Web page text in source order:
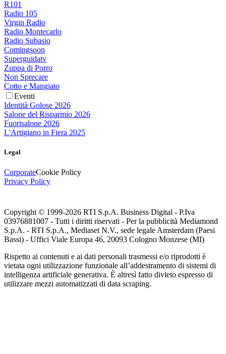
R101
Radio 105
Virgin Radio
Radio Montecarlo
Radio Subasio
Comingsoon
Superguidatv
Zuppa di Porro
Non Sprecare
Cotto e Mangiato
Eventi
Identità Golose 2026
Salone del Risparmio 2026
Fuorisalone 2026
L'Artigiano in Fiera 2025
Legal
CorporateCookie Policy
Privacy Policy
Copyright © 1999-2026 RTI S.p.A. Business Digital - P.Iva
03976881007 - Tutti i diritti riservati - Per la pubblicità Mediamond
S.p.A. - RTI S.p.A., Mediaset N.V., sede legale Amsterdam (Paesi
Bassi) - Uffici Viale Europa 46, 20093 Cologno Monzese (MI)
Rispetto ai contenuti e ai dati personali trasmessi e/o riprodotti è
vietata ogni utilizzazione funzionale all’addestramento di sistemi di
intelligenza artificiale generativa. È altresì fatto divieto espresso di
utilizzare mezzi automatizzati di data scraping.